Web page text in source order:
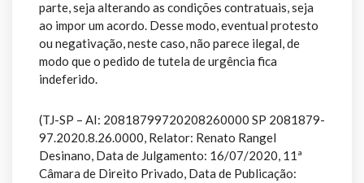
parte, seja alterando as condições contratuais, seja
ao impor um acordo. Desse modo, eventual protesto
ou negativação, neste caso, não parece ilegal, de
modo que o pedido de tutela de urgência fica
indeferido.
(TJ-SP – AI: 20818799720208260000 SP 2081879-
97.2020.8.26.0000, Relator: Renato Rangel
Desinano, Data de Julgamento: 16/07/2020, 11ª
Câmara de Direito Privado, Data de Publicação: